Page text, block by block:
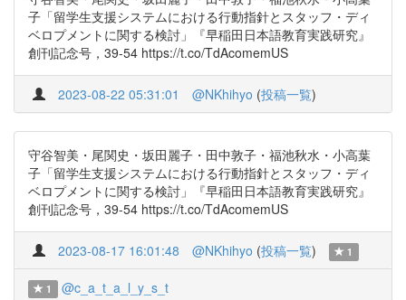
子「留学生支援システムにおける行動指針とスタッフ・ディ
ベロプメントに関する検討」『早稲田日本語教育実践研究』
創刊記念号，39-54 https://t.co/TdAcomemUS
2023-08-22 05:31:01 @NKhihyo (投稿一覧)
守谷智美・尾関史・坂田麗子・田中敦子・福池秋水・小高葉
子「留学生支援システムにおける行動指針とスタッフ・ディ
ベロプメントに関する検討」『早稲田日本語教育実践研究』
創刊記念号，39-54 https://t.co/TdAcomemUS
2023-08-17 16:01:48 @NKhihyo (投稿一覧) 1
1 @c_a_t_a_l_y_s_t